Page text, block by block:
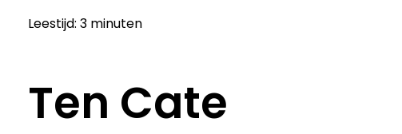
Leestijd: 3 minuten
Ten Cate